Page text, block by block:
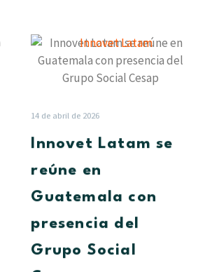
Innovet
Latam
se
con
Grupo
Social
Cesap
14 de abril de 2026
Innovet Latam se
reúne en
Guatemala con
presencia del
Grupo Social